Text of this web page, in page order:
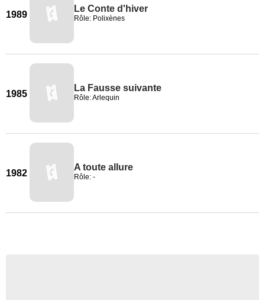
1989
Le Conte d'hiver
Rôle: Polixènes
1985
La Fausse suivante
Rôle: Arlequin
1982
A toute allure
Rôle: -